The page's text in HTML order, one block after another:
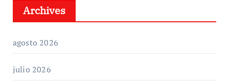
Archives
agosto 2026
julio 2026